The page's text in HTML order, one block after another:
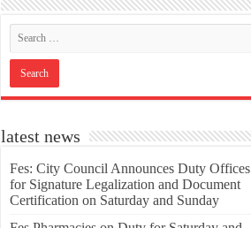
latest news
Fes: City Council Announces Duty Offices
for Signature Legalization and Document
Certification on Saturday and Sunday